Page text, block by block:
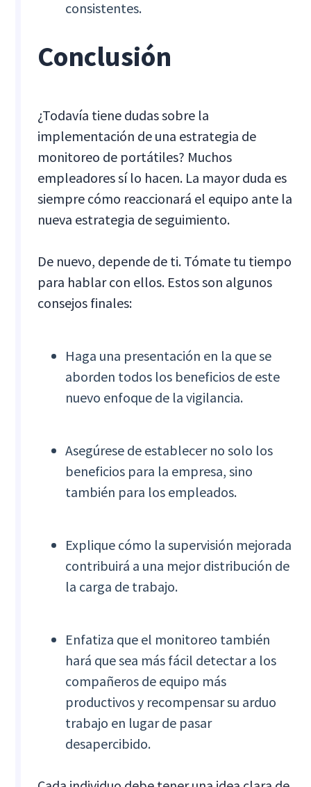
consistentes.
Conclusión
¿Todavía tiene dudas sobre la
implementación de una estrategia de
monitoreo de portátiles? Muchos
empleadores sí lo hacen. La mayor duda es
siempre cómo reaccionará el equipo ante la
nueva estrategia de seguimiento.
De nuevo, depende de ti. Tómate tu tiempo
para hablar con ellos. Estos son algunos
consejos finales:
Haga una presentación en la que se
aborden todos los beneficios de este
nuevo enfoque de la vigilancia.
Asegúrese de establecer no solo los
beneficios para la empresa, sino
también para los empleados.
Explique cómo la supervisión mejorada
contribuirá a una mejor distribución de
la carga de trabajo.
Enfatiza que el monitoreo también
hará que sea más fácil detectar a los
compañeros de equipo más
productivos y recompensar su arduo
trabajo en lugar de pasar
desapercibido.